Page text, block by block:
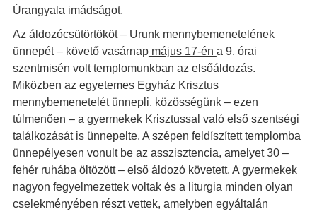
Úrangyala imádságot.
Az áldozócsütörtököt – Urunk mennybemenetelének
ünnepét – követő vasárnapmájus 17-én a 9. órai
szentmisén volt templomunkban az elsőáldozás.
Miközben az egyetemes Egyház Krisztus
mennybemenetelét ünnepli, közösségünk – ezen
túlmenően – a gyermekek Krisztussal való első szentségi
találkozását is ünnepelte. A szépen feldíszített templomba
ünnepélyesen vonult be az asszisztencia, amelyet 30 –
fehér ruhába öltözött – első áldozó követett. A gyermekek
nagyon fegyelmezettek voltak és a liturgia minden olyan
cselekményében részt vettek, amelyben egyáltalán